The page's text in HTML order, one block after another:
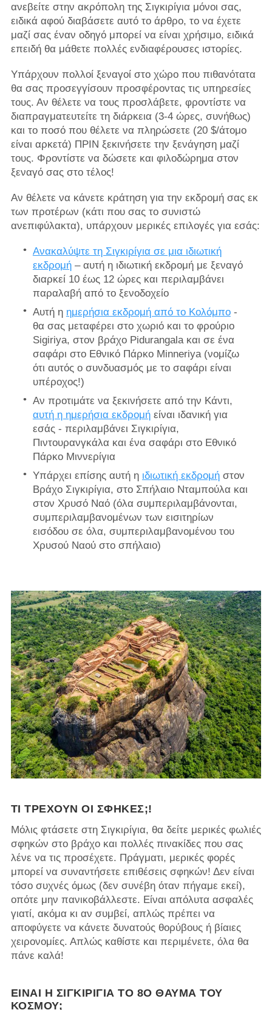
ανεβείτε στην ακρόπολη της Σιγκιρίγια μόνοι σας,
ειδικά αφού διαβάσετε αυτό το άρθρο, το να έχετε
μαζί σας έναν οδηγό μπορεί να είναι χρήσιμο, ειδικά
επειδή θα μάθετε πολλές ενδιαφέρουσες ιστορίες.
Υπάρχουν πολλοί ξεναγοί στο χώρο που πιθανότατα
θα σας προσεγγίσουν προσφέροντας τις υπηρεσίες
τους. Αν θέλετε να τους προσλάβετε, φροντίστε να
διαπραγματευτείτε τη διάρκεια (3-4 ώρες, συνήθως)
και το ποσό που θέλετε να πληρώσετε (20 $/άτομο
είναι αρκετά) ΠΡΙΝ ξεκινήσετε την ξενάγηση μαζί
τους. Φροντίστε να δώσετε και φιλοδώρημα στον
ξεναγό σας στο τέλος!
Αν θέλετε να κάνετε κράτηση για την εκδρομή σας εκ
των προτέρων (κάτι που σας το συνιστώ
ανεπιφύλακτα), υπάρχουν μερικές επιλογές για εσάς:
Ανακαλύψτε τη Σιγκιρίγια σε μια ιδιωτική
εκδρομή– αυτή η ιδιωτική εκδρομή με ξεναγό
διαρκεί 10 έως 12 ώρες και περιλαμβάνει
παραλαβή από το ξενοδοχείο
Αυτή η ημερήσια εκδρομή από το Κολόμπο-
θα σας μεταφέρει στο χωριό και το φρούριο
Sigiriya, στον βράχο Pidurangala και σε ένα
σαφάρι στο Εθνικό Πάρκο Minneriya (νομίζω
ότι αυτός ο συνδυασμός με το σαφάρι είναι
υπέροχος!)
Αν προτιμάτε να ξεκινήσετε από την Κάντι,
αυτή η ημερήσια εκδρομήείναι ιδανική για
εσάς - περιλαμβάνει Σιγκιρίγια,
Πιντουρανγκάλα και ένα σαφάρι στο Εθνικό
Πάρκο Μιννερίγια
Υπάρχει επίσης αυτή η ιδιωτική εκδρομήστον
Βράχο Σιγκιρίγια, στο Σπήλαιο Νταμπούλα και
στον Χρυσό Ναό (όλα συμπεριλαμβάνονται,
συμπεριλαμβανομένων των εισιτηρίων
εισόδου σε όλα, συμπεριλαμβανομένου του
Χρυσού Ναού στο σπήλαιο)
ΤΙ ΤΡΈΧΟΥΝ ΟΙ ΣΦΉΚΕΣ;!
Μόλις φτάσετε στη Σιγκιρίγια, θα δείτε μερικές φωλιές
σφηκών στο βράχο και πολλές πινακίδες που σας
λένε να τις προσέχετε. Πράγματι, μερικές φορές
μπορεί να συναντήσετε επιθέσεις σφηκών! Δεν είναι
τόσο συχνές όμως (δεν συνέβη όταν πήγαμε εκεί),
οπότε μην πανικοβάλλεστε. Είναι απόλυτα ασφαλές
γιατί, ακόμα κι αν συμβεί, απλώς πρέπει να
αποφύγετε να κάνετε δυνατούς θορύβους ή βίαιες
χειρονομίες. Απλώς καθίστε και περιμένετε, όλα θα
πάνε καλά!
ΕΊΝΑΙ Η ΣΙΓΚΙΡΊΓΙΑ ΤΟ 8Ο ΘΑΎΜΑ ΤΟΥ
ΚΌΣΜΟΥ;